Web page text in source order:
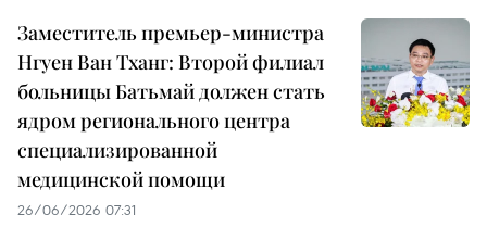
Заместитель премьер-министра
Нгуен Ван Тханг: Второй филиал
больницы Батьмай должен стать
ядром регионального центра
специализированной
медицинской помощи
26/06/2026 07:31